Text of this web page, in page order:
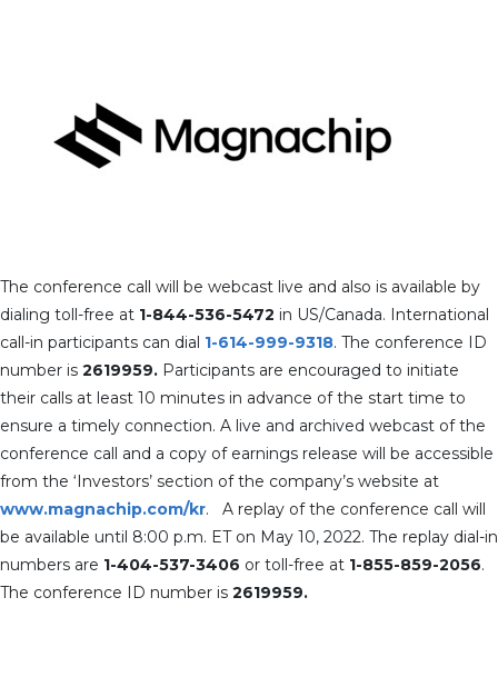
The conference call will be webcast live and also is available by
dialing toll-free at 1-844-536-5472 in US/Canada. International
call-in participants can dial 1-614-999-9318. The conference ID
number is 2619959. Participants are encouraged to initiate
their calls at least 10 minutes in advance of the start time to
ensure a timely connection. A live and archived webcast of the
conference call and a copy of earnings release will be accessible
from the ‘Investors’ section of the company’s website at
www.magnachip.com/kr. A replay of the conference call will
be available until 8:00 p.m. ET on May 10, 2022. The replay dial-in
numbers are 1-404-537-3406 or toll-free at 1-855-859-2056.
The conference ID number is 2619959.